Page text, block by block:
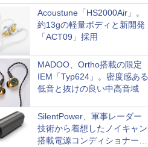
Acoustune「HS2000Air」。
約13gの軽量ボディと新開発
「ACT09」採用
MADOO、Ortho搭載の限定
IEM「Typ624」。密度感ある
低音と抜けの良い中高音域
SilentPower、軍事レーダー
技術から着想したノイキャン
搭載電源コンディショナー